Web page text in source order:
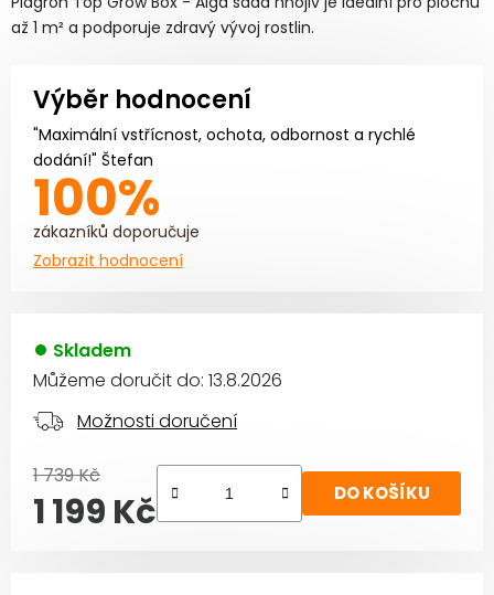
až 1 m² a podporuje zdravý vývoj rostlin.
Výběr hodnocení
"Maximální vstřícnost, ochota, odbornost a rychlé
dodání!" Štefan
100%
zákazníků doporučuje
Zobrazit hodnocení
Skladem
Můžeme doručit do: 13.8.2026
Možnosti doručení
1 739 Kč
1 199 Kč DO KOŠÍKU